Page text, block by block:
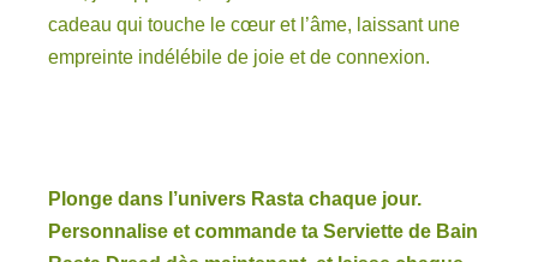
cadeau qui touche le cœur et l’âme, laissant une
empreinte indélébile de joie et de connexion.
Plonge dans l’univers Rasta chaque jour.
Personnalise et commande ta Serviette de Bain